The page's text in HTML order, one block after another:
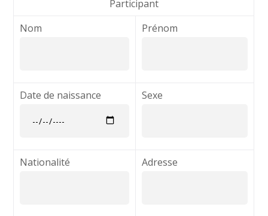
Participant
Nom
Prénom
Date de naissance Sexe
Nationalité Adresse